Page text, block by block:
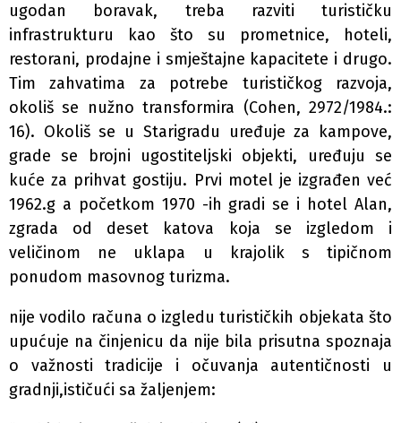
ugodan boravak, treba razviti turističku
infrastrukturu kao što su prometnice, hoteli,
restorani, prodajne i smještajne kapacitete i drugo.
Tim zahvatima za potrebe turističkog razvoja,
okoliš se nužno transformira (Cohen, 2972/1984.:
16). Okoliš se u Starigradu uređuje za kampove,
grade se brojni ugostiteljski objekti, uređuju se
kuće za prihvat gostiju. Prvi motel je izgrađen već
1962.g a početkom 1970 -ih gradi se i hotel Alan,
zgrada od deset katova koja se izgledom i
veličinom ne uklapa u krajolik s tipičnom
ponudom masovnog turizma.
nije vodilo računa o izgledu turističkih objekata što
upućuje na činjenicu da nije bila prisutna spoznaja
o važnosti tradicije i očuvanja autentičnosti u
gradnji,ističući sa žaljenjem: